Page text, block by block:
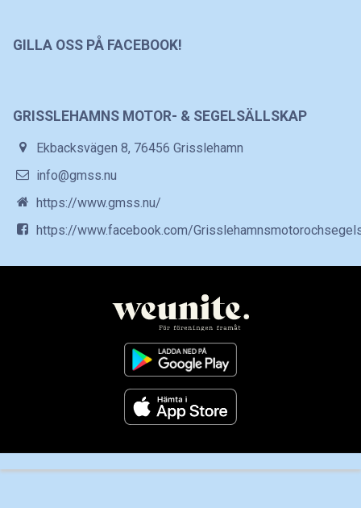
GILLA OSS PÅ FACEBOOK!
GRISSLEHAMNS MOTOR- & SEGELSÄLLSKAP
Ekbacksvägen 8, 76456 Grisslehamn
info@gmss.nu
https://www.gmss.nu/
https://www.facebook.com/